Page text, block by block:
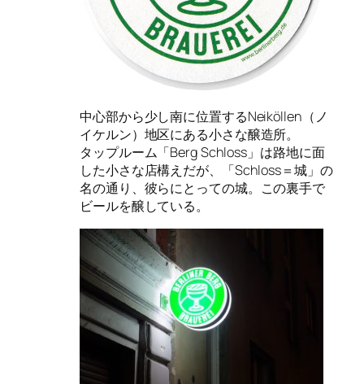
中心部から少し南に位置するNeiköllen（ノ
イケルン）地区にある小さな醸造所。
タップルーム「Berg Schloss」は路地に面
した小さな店構えだが、「Schloss＝城」の
名の通り、彼らにとっての城。この裏手で
ビールを醸している。